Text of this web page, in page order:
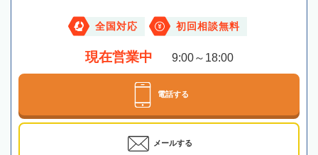
全国対応 初回相談無料
現在営業中 9:00～18:00
電話する
メールする